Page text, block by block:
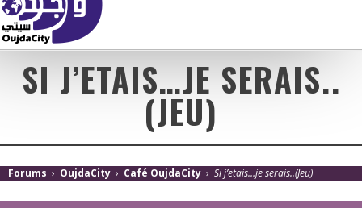
SI J’ETAIS…JE SERAIS..
(JEU)
Forums › OujdaCity › Café OujdaCity › Si j’etais…je serais..(Jeu)